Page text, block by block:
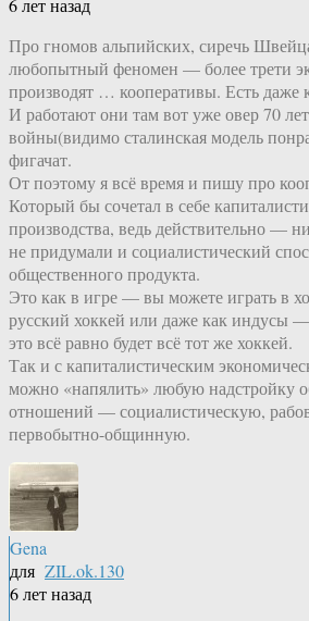
6 лет назад
Про гномов альпийских, сиречь
любопытный феномен — более трети
производят … кооперативы. Есть даже
И работают они там вот уже овер 70
войны(видимо сталинская модель
фигачат.
От поэтому я всё время и пишу про
Который бы сочетал в себе
производства, ведь действительно —
не придумали и социалистический
общественного продукта.
Это как в игре — вы можете играть в
русский хоккей или даже как индусы
это всё равно будет всё тот же хоккей.
Так и с капиталистическим
можно «напялить» любую надстройку
отношений — социалистическую,
первобытно-общинную.
Gena
для ZIL.ok.130
6 лет назад